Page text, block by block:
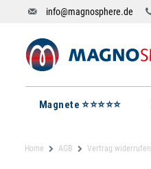
info@magnosphere.de
Magnete ⭐⭐⭐⭐⭐
Home AGB Vertrag widerrufen